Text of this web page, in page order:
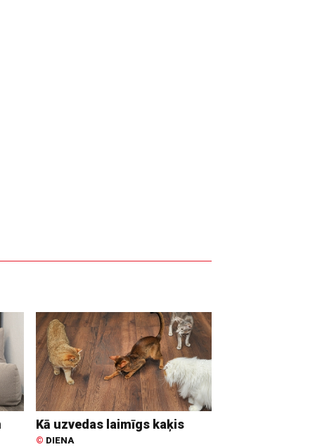
Kā uzvedas laimīgs kaķis
© DIENA